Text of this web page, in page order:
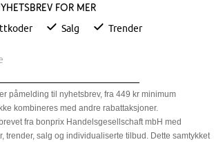
for mer
Salg Trender
påmelding til nyhetsbrev, fra 449 kr minimum
kombineres med andre rabattaksjoner.
fra bonprix Handelsgesellschaft mbH med
trender, salg og individualiserte tilbud. Dette samtykket